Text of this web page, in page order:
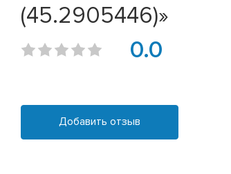
(45.2905446)»
0.0
Добавить отзыв